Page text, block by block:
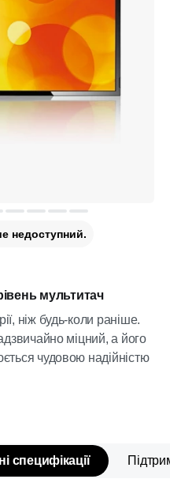
мультитач
ніж будь-коли раніше.
міцний, а його
чудовою надійністю
недоступний.
специфікації